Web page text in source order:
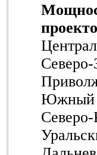
Южный